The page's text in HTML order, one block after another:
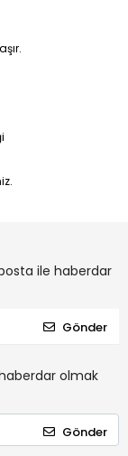
ile haberdar
Gönder
olmak
Gönder